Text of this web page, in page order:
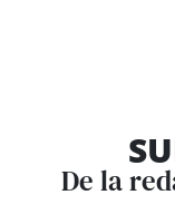
De la